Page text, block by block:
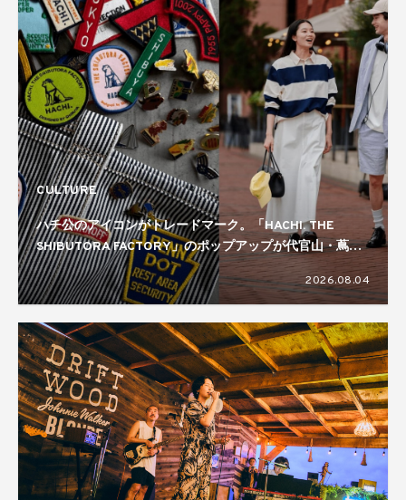
CULTURE
ハチ公のアイコンがトレードマーク。「HACHI. THE
SHIBUTORA FACTORY」のポップアップが代官山・蔦屋
書店で開催中
2026.08.04